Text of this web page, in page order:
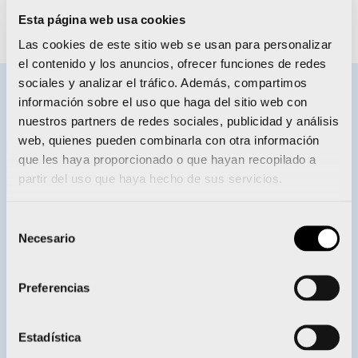
Esta página web usa cookies
Las cookies de este sitio web se usan para personalizar
el contenido y los anuncios, ofrecer funciones de redes
sociales y analizar el tráfico. Además, compartimos
información sobre el uso que haga del sitio web con
nuestros partners de redes sociales, publicidad y análisis
web, quienes pueden combinarla con otra información
que les haya proporcionado o que hayan recopilado a
partir del uso que haya hecho de sus servicios.
Necesario
Preferencias
Estadística
Fotografías: Real Federación Española de Atletismo
BECAS ENERVIT
Enervit entrega sus becas a 28
deportistas del Proyecto FER
ATLETISMO